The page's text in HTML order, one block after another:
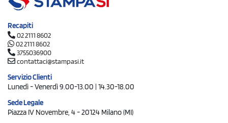
Recapiti
02 2111 8602
02 2111 8602
3755036900
contattaci@stampasi.it
Servizio Clienti
Lunedì - Venerdì 9.00-13.00 | 14.30-18.00
Sede Legale
Piazza IV Novembre, 4 - 20124 Milano (MI)